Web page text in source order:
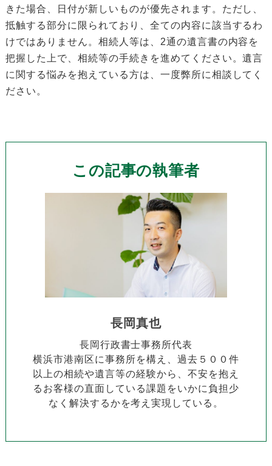
きた場合、日付が新しいものが優先されます。ただし、
抵触する部分に限られており、全ての内容に該当するわ
けではありません。相続人等は、2通の遺言書の内容を
把握した上で、相続等の手続きを進めてください。遺言
に関する悩みを抱えている方は、一度弊所に相談してく
ださい。
この記事の執筆者
長岡真也
長岡行政書士事務所代表
横浜市港南区に事務所を構え、過去５００件
以上の相続や遺言等の経験から、不安を抱え
るお客様の直面している課題をいかに負担少
なく解決するかを考え実現している。